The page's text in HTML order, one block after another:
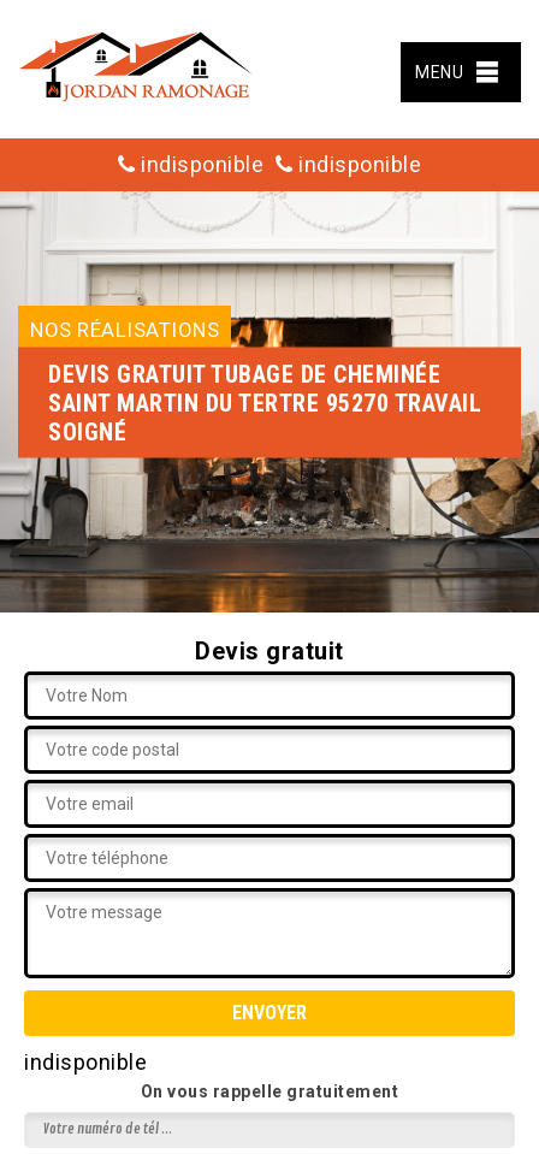
MENU
indisponible indisponible
NOS RÉALISATIONS
DEVIS GRATUIT TUBAGE DE CHEMINÉE
SAINT MARTIN DU TERTRE 95270 TRAVAIL
SOIGNÉ
Devis gratuit
indisponible
On vous rappelle gratuitement